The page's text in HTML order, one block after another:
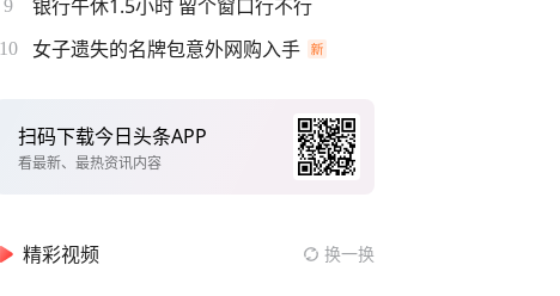
9 银行午休1.5小时 留个窗口行不行
10 女子遗失的名牌包意外网购入手
扫码下载今日头条APP
看最新、最热资讯内容
精彩视频 换一换